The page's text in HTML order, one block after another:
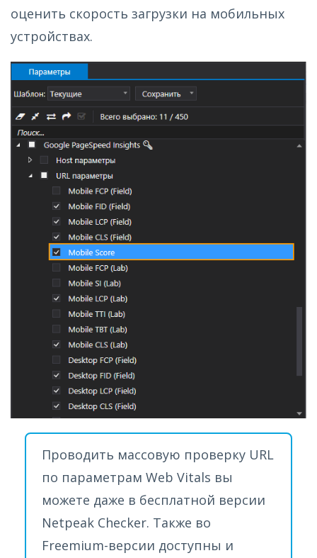
оценить скорость загрузки на мобильных
устройствах.
Проводить массовую проверку URL
по параметрам Web Vitals вы
можете даже в бесплатной версии
Netpeak Checker. Также во
Freemium-версии доступны и